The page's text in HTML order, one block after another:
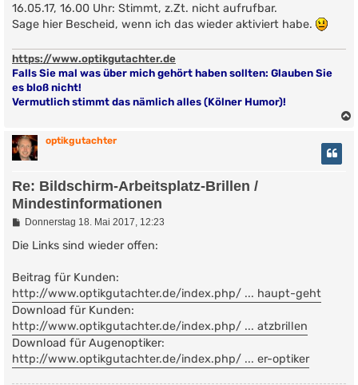
a
g
16.05.17, 16.00 Uhr: Stimmt, z.Zt. nicht aufrufbar.
Sage hier Bescheid, wenn ich das wieder aktiviert habe.
https://www.optikgutachter.de
Falls Sie mal was über mich gehört haben sollten: Glauben Sie
es bloß nicht!
Vermutlich stimmt das nämlich alles (Kölner Humor)!
optikgutachter
Re: Bildschirm-Arbeitsplatz-Brillen /
Mindestinformationen
B
i
a
g
Donnerstag 18. Mai 2017, 12:23
Die Links sind wieder offen:
Beitrag für Kunden:
http://www.optikgutachter.de/index.php/ ... haupt-geht
Download für Kunden:
http://www.optikgutachter.de/index.php/ ... atzbrillen
Download für Augenoptiker:
http://www.optikgutachter.de/index.php/ ... er-optiker